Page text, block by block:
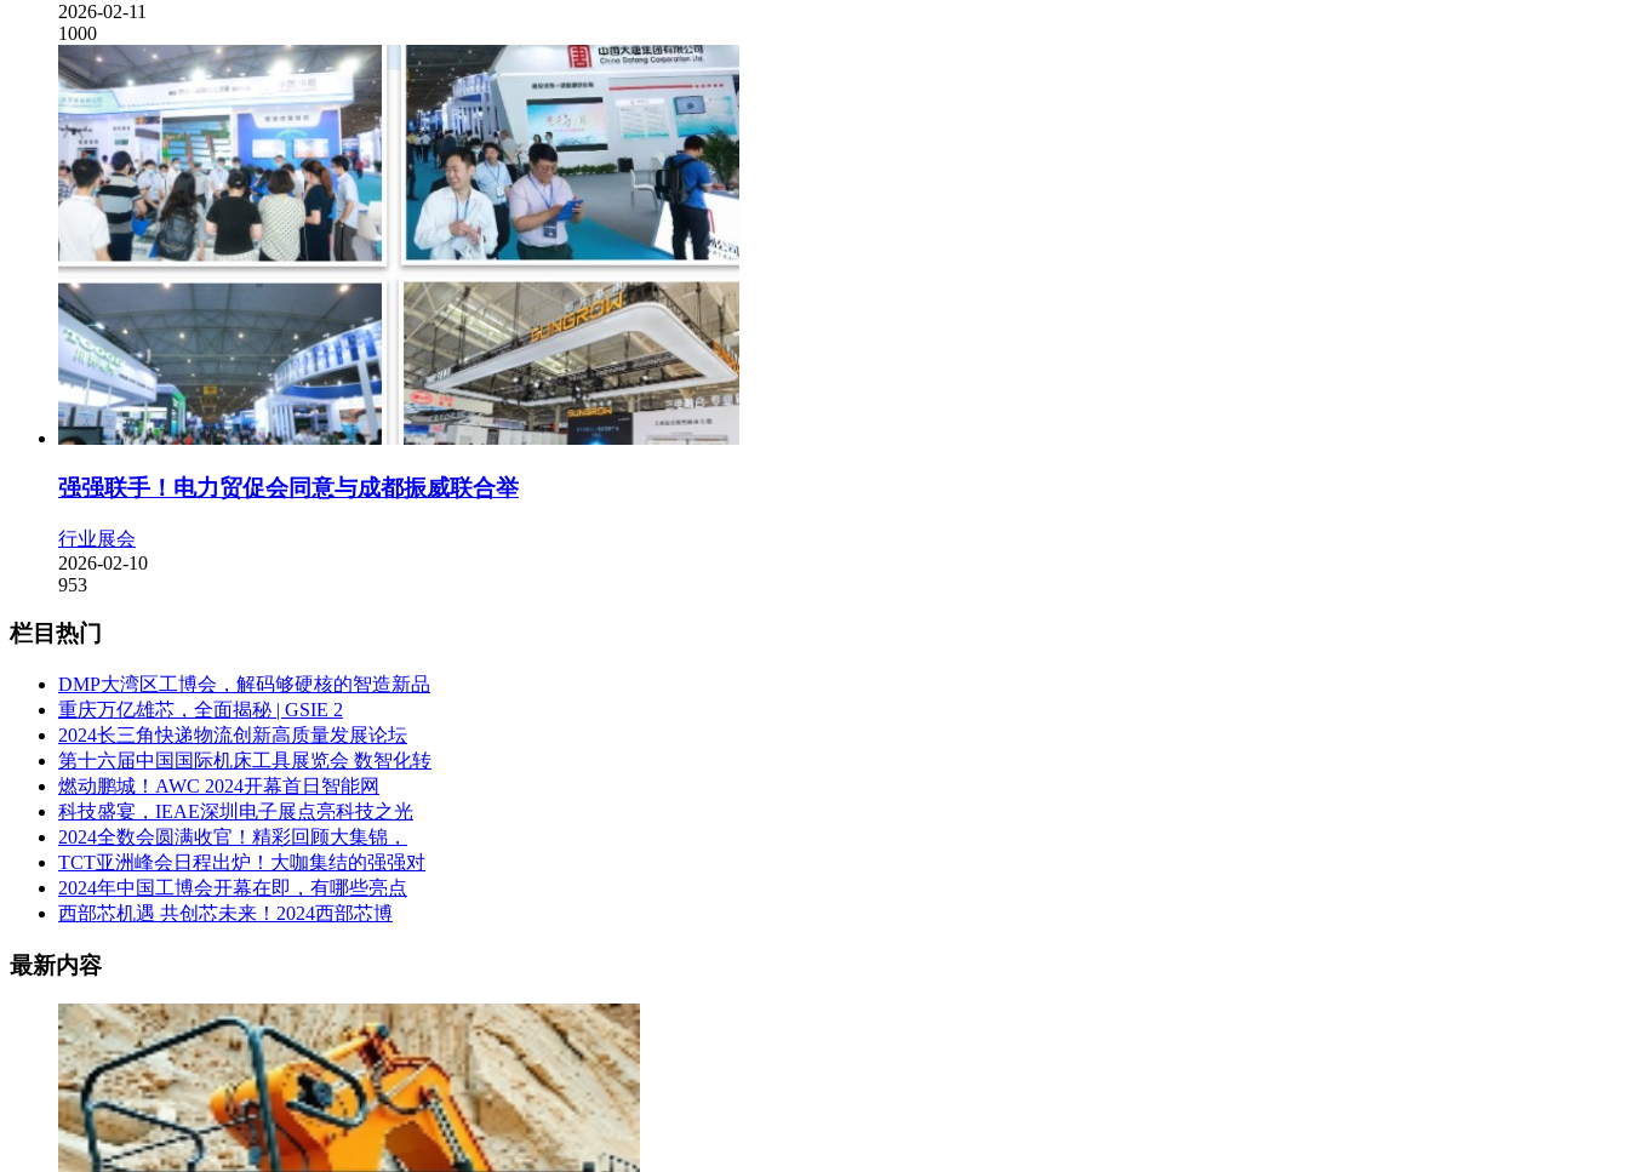
2026-02-11
1000
强强联手！电力贸促会同意与成都振威联合举
行业展会
2026-02-10
953
栏目热门
DMP大湾区工博会，解码够硬核的智造新品
重庆万亿雄芯，全面揭秘 | GSIE 2
2024长三角快递物流创新高质量发展论坛
第十六届中国国际机床工具展览会 数智化转
燃动鹏城！AWC 2024开幕首日智能网
科技盛宴，IEAE深圳电子展点亮科技之光
2024全数会圆满收官！精彩回顾大集锦，
TCT亚洲峰会日程出炉！大咖集结的强强对
2024年中国工博会开幕在即，有哪些亮点
西部芯机遇 共创芯未来！2024西部芯博
最新内容